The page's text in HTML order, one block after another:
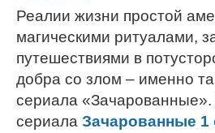
Реалии жизни простой
магическими ритуалами,
путешествиями в
добра со злом – именно
сериала «Зачарованные».
сериала Зачарованные 1